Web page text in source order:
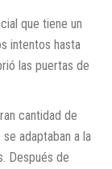
que tiene un
intentos hasta
las puertas de
cantidad de
adaptaban a la
Después de